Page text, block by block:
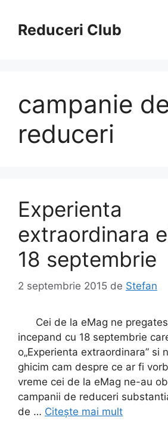
conținutReduceri Club
campanie
reduceri
Experienta
extraordinara
18 septembrie
2 septembrie 2015 de Stefan
Cei de la eMag ne
incepand cu 18 septembrie
o„Experienta extraordinara” si
ghicim cam despre ce ar fi
vreme cei de la eMag ne-au
campanii de reduceri
de … Citește mai mult